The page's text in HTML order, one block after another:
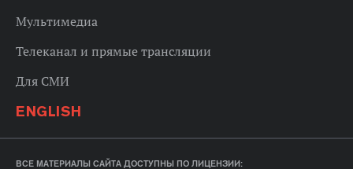
Мультимедиа
Телеканал и прямые трансляции
Для СМИ
ENGLISH
ВСЕ МАТЕРИАЛЫ САЙТА ДОСТУПНЫ ПО ЛИЦЕНЗИИ: